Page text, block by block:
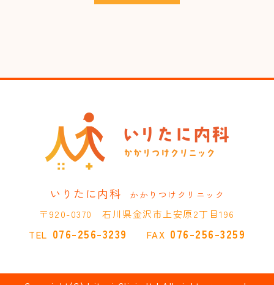
いりたに内科 かかりつけクリニック
〒920-0370 石川県金沢市上安原2丁目196
TEL 076-256-3239 FAX 076-256-3259